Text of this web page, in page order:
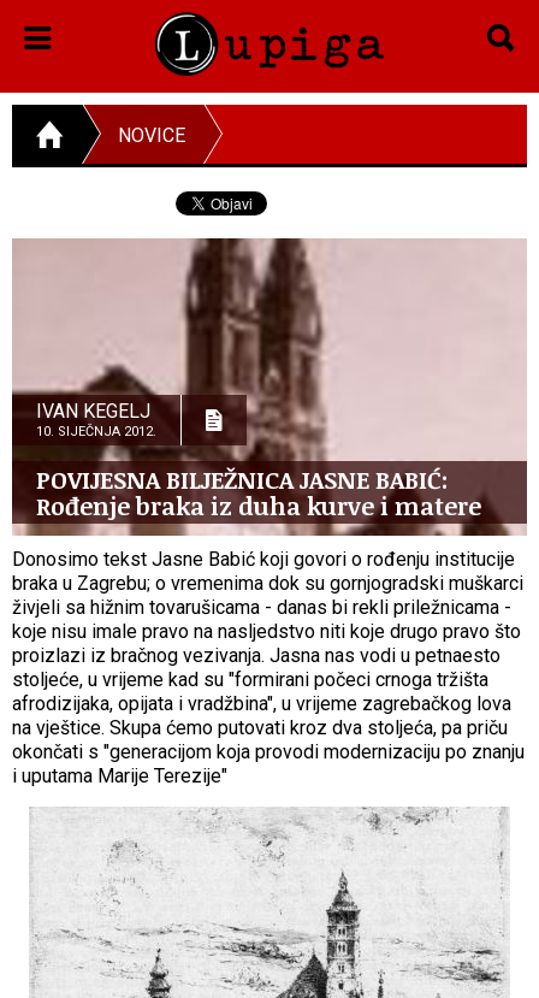
NOVICE
IVAN KEGELJ
10. SIJEČNJA 2012.
POVIJESNA BILJEŽNICA JASNE BABIĆ:
Rođenje braka iz duha kurve i matere
Donosimo tekst Jasne Babić koji govori o rođenju institucije
braka u Zagrebu; o vremenima dok su gornjogradski muškarci
živjeli sa hižnim tovarušicama - danas bi rekli priležnicama -
koje nisu imale pravo na nasljedstvo niti koje drugo pravo što
proizlazi iz bračnog vezivanja. Jasna nas vodi u petnaesto
stoljeće, u vrijeme kad su "formirani počeci crnoga tržišta
afrodizijaka, opijata i vradžbina", u vrijeme zagrebačkog lova
na vještice. Skupa ćemo putovati kroz dva stoljeća, pa priču
okončati s "generacijom koja provodi modernizaciju po znanju
i uputama Marije Terezije"